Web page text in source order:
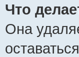
Что
Она